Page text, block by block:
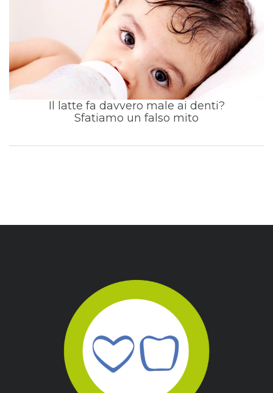
Il latte fa davvero male ai denti?
Sfatiamo un falso mito